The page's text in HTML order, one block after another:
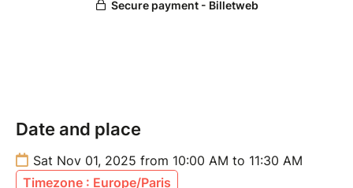
Aucune expérience n’est nécessaire. Ce stage est
Gratuit pour les détenteur·rices du Pass
15 € pour les participant·es extérieurs
Date and place
Sat Nov 01, 2025 from 10:00 AM to 11:30 AM
Timezone : Europe/Paris